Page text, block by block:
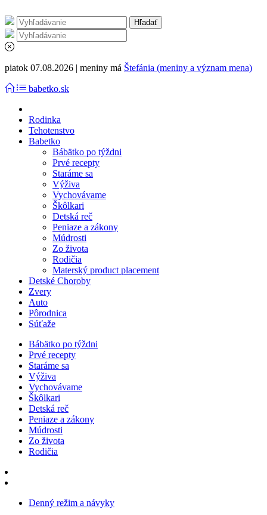
piatok 07.08.2026 | meniny má Štefánia (meniny a význam mena)
babetko.sk
Rodinka
Tehotenstvo
Babetko
Bábätko po týždni
Prvé recepty
Staráme sa
Výživa
Vychovávame
Škôlkari
Detská reč
Peniaze a zákony
Múdrosti
Zo života
Rodičia
Materský product placement
Detské Choroby
Zvery
Auto
Pôrodnica
Súťaže
Bábätko po týždni
Prvé recepty
Staráme sa
Výživa
Vychovávame
Škôlkari
Detská reč
Peniaze a zákony
Múdrosti
Zo života
Rodičia
Denný režim a návyky